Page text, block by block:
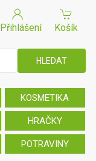
Přihlášení Košík
KOSMETIKA
HRAČKY
POTRAVINY